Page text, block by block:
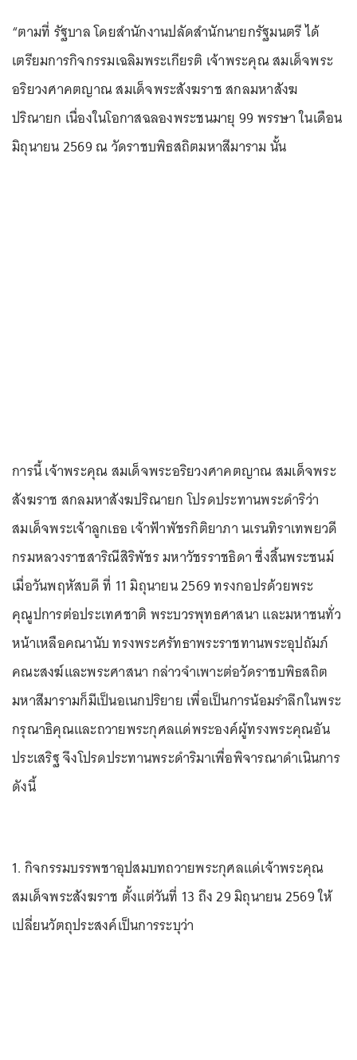
“ตามที่ รัฐบาล โดยสำนักงานปลัดสำนักนายกรัฐมนตรี ได้
เตรียมการกิจกรรมเฉลิมพระเกียรติ เจ้าพระคุณ สมเด็จพระ
อริยวงศาคตญาณ สมเด็จพระสังฆราช สกลมหาสังฆ
ปริณายก เนื่องในโอกาสฉลองพระชนมายุ 99 พรรษา ในเดือน
มิถุนายน 2569 ณ วัดราชบพิธสถิตมหาสีมาราม นั้น
การนี้ เจ้าพระคุณ สมเด็จพระอริยวงศาคตญาณ สมเด็จพระ
สังฆราช สกลมหาสังฆปริณายก โปรดประทานพระดำริว่า
สมเด็จพระเจ้าลูกเธอ เจ้าฟ้าพัชรกิติยาภา นเรนทิราเทพยวดี
กรมหลวงราชสาริณีสิริพัชร มหาวัชรราชธิดา ซึ่งสิ้นพระชนม์
เมื่อวันพฤหัสบดี ที่ 11 มิถุนายน 2569 ทรงกอปรด้วยพระ
คุณูปการต่อประเทศชาติ พระบวรพุทธศาสนา และมหาชนทั่ว
หน้าเหลือคณานับ ทรงพระศรัทธาพระราชทานพระอุปถัมภ์
คณะสงฆ์และพระศาสนา กล่าวจำเพาะต่อวัดราชบพิธสถิต
มหาสีมารามก็มีเป็นอเนกปริยาย เพื่อเป็นการน้อมรำลึกในพระ
กรุณาธิคุณและถวายพระกุศลแด่พระองค์ผู้ทรงพระคุณอัน
ประเสริฐ จึงโปรดประทานพระดำริมาเพื่อพิจารณาดำเนินการ
ดังนี้
1. กิจกรรมบรรพชาอุปสมบทถวายพระกุศลแด่เจ้าพระคุณ
สมเด็จพระสังฆราช ตั้งแต่วันที่ 13 ถึง 29 มิถุนายน 2569 ให้
เปลี่ยนวัตถุประสงค์เป็นการระบุว่า